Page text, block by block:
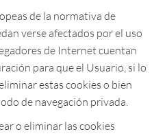
de la normativa de
verse afectados por el uso
de Internet cuentan
para que el Usuario, si lo
estas cookies o bien
de navegación privada.
o eliminar las cookies